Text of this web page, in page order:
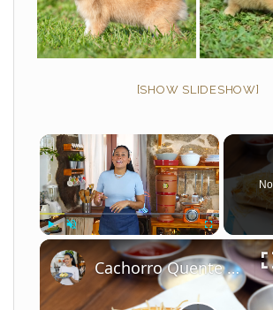
[SHOW SLIDESHOW]
×
Cachorro Quente Cremoso com Milho e Batata Palha